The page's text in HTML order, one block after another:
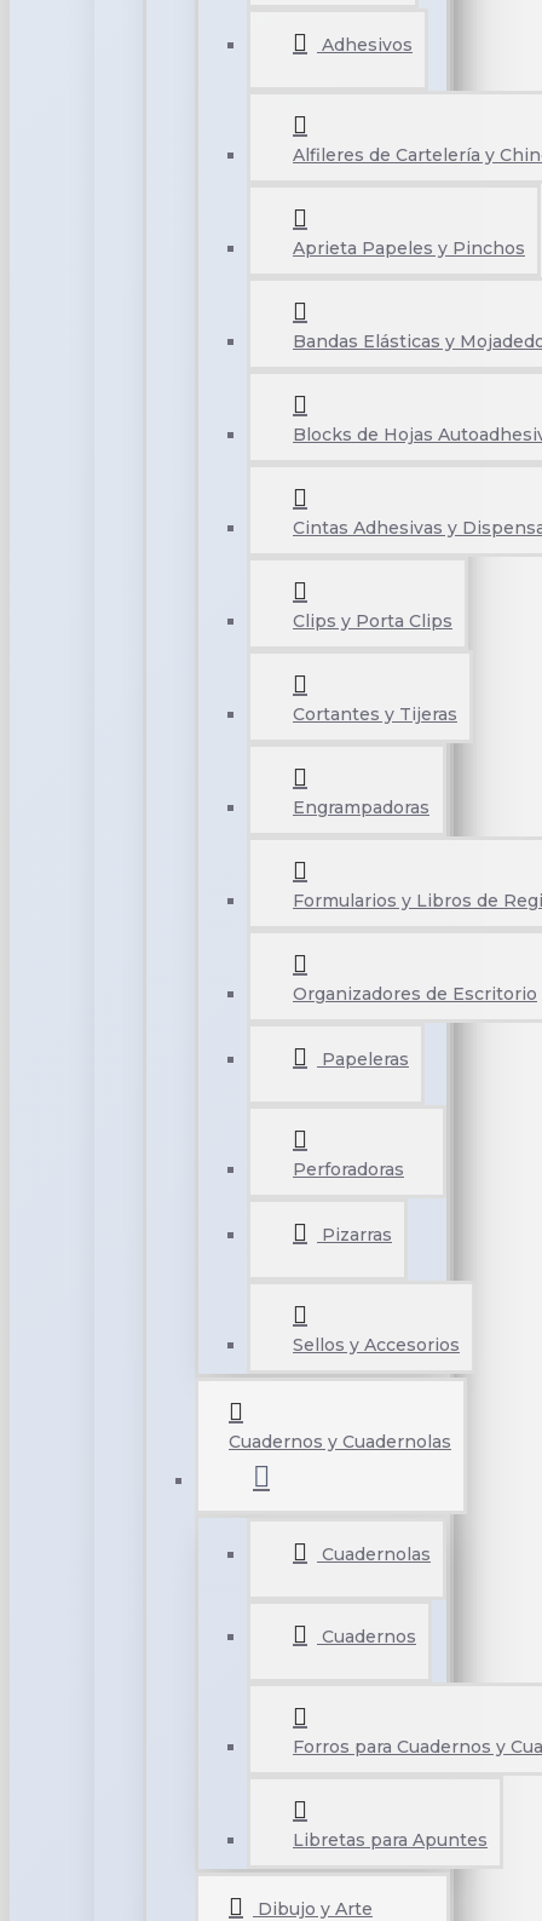
Adhesivos
Alfileres de Cartelería y
Aprieta Papeles y Pinchos
Bandas Elásticas y
Blocks de Hojas
Cintas Adhesivas y
Clips y Porta Clips
Cortantes y Tijeras
Engrampadoras
Formularios y Libros de
Organizadores de Escritorio
Papeleras
Perforadoras
Pizarras
Sellos y Accesorios
Cuadernos y Cuadernolas
Cuadernolas
Cuadernos
Forros para Cuadernos y
Libretas para Apuntes
Dibujo y Arte